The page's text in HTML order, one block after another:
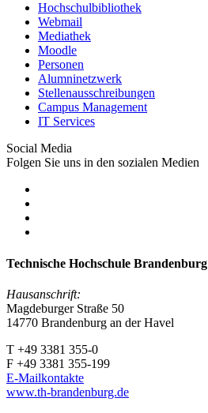
Hochschulbibliothek
Webmail
Mediathek
Moodle
Personen
Alumninetzwerk
Stellenausschreibungen
Campus Management
IT Services
Social Media
Folgen Sie uns in den sozialen Medien
Technische Hochschule Brandenburg
Hausanschrift:
Magdeburger Straße 50
14770 Brandenburg an der Havel
T +49 3381 355-0
F +49 3381 355-199
E-Mailkontakte
www.th-brandenburg.de